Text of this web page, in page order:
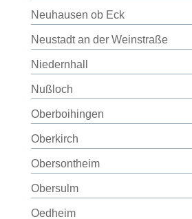
Neuhausen ob Eck
Neustadt an der Weinstraße
Niedernhall
Nußloch
Oberboihingen
Oberkirch
Obersontheim
Obersulm
Oedheim